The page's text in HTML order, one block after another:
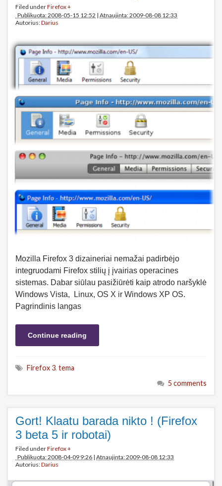
Filed underFirefox +
Publikuota: 2008-05-15 12:52 | Atnaujinta: 2009-08-08 12:33
Autorius:Darius
Mozilla Firefox 3 dizaineriai nemažai padirbėjo
integruodami Firefox stilių į įvairias operacines
sistemas. Dabar siūlau pasižiūrėti kaip atrodo naršyklė
Windows Vista, Linux, OS X ir Windows XP OS.
Pagrindinis langas
Continue reading
Firefox 3, tema
5 comments
Gort! Klaatu barada nikto ! (Firefox
3 beta 5 ir robotai)
Filed underFirefox +
Publikuota: 2008-04-09 9:26 | Atnaujinta: 2009-08-08 12:33
Autorius:Darius